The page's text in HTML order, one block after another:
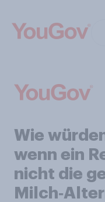
Wie
wenn ein
nicht die